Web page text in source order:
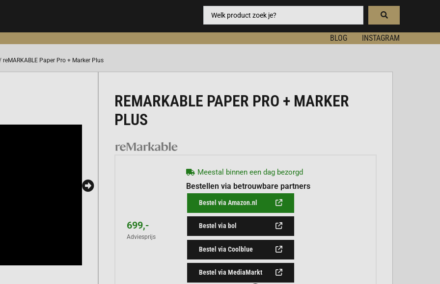
BLOG INSTAGRAM
reMARKABLE Paper Pro + Marker Plus
REMARKABLE PAPER PRO + MARKER
PLUS
699,-
Adviesprijs
Meestal binnen een dag bezorgd
Bestellen via betrouwbare partners
Bestel via Amazon.nl
Bestel via bol
Bestel via Coolblue
Bestel via MediaMarkt